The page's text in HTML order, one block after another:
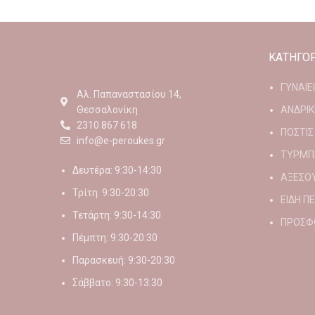
Αλ. Παπαναστασίου 14,
Θεσσαλονίκη
2310 867 618
info@e-peroukes.gr
Δευτέρα: 9:30-14:30
Τρίτη: 9:30-20:30
Τετάρτη: 9:30-14:30
Πέμπτη: 9:30-20:30
Παρασκευή: 9:30-20:30
Σάββατο: 9:30-13:30
ΕΙΔΗ